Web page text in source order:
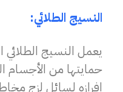
النسيج الطلائي:
يعمل النسيج
حمايتها من الأجسام
افرازه لسائل لزج